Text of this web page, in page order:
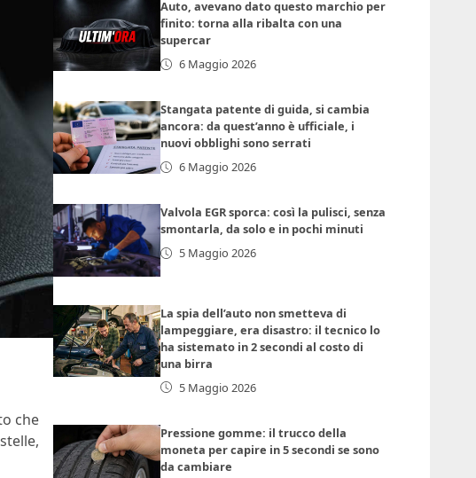
che
Auto, avevano dato questo marchio per
finito: torna alla ribalta con una
supercar
6 Maggio 2026
Stangata patente di guida, si cambia
ancora: da quest’anno è ufficiale, i
nuovi obblighi sono serrati
6 Maggio 2026
Valvola EGR sporca: così la pulisci, senza
smontarla, da solo e in pochi minuti
5 Maggio 2026
La spia dell’auto non smetteva di
lampeggiare, era disastro: il tecnico lo
ha sistemato in 2 secondi al costo di
una birra
5 Maggio 2026
Pressione gomme: il trucco della
moneta per capire in 5 secondi se sono
da cambiare